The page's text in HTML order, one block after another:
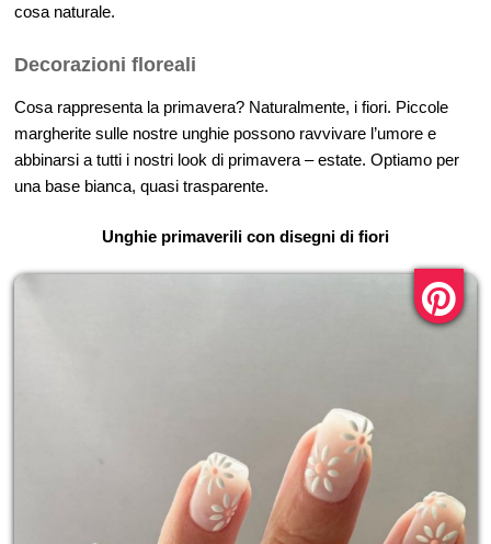
cosa naturale.
Decorazioni floreali
Cosa rappresenta la primavera? Naturalmente, i fiori. Piccole
margherite sulle nostre unghie possono ravvivare l’umore e
abbinarsi a tutti i nostri look di primavera – estate. Optiamo per
una base bianca, quasi trasparente.
Unghie primaverili con disegni di fiori